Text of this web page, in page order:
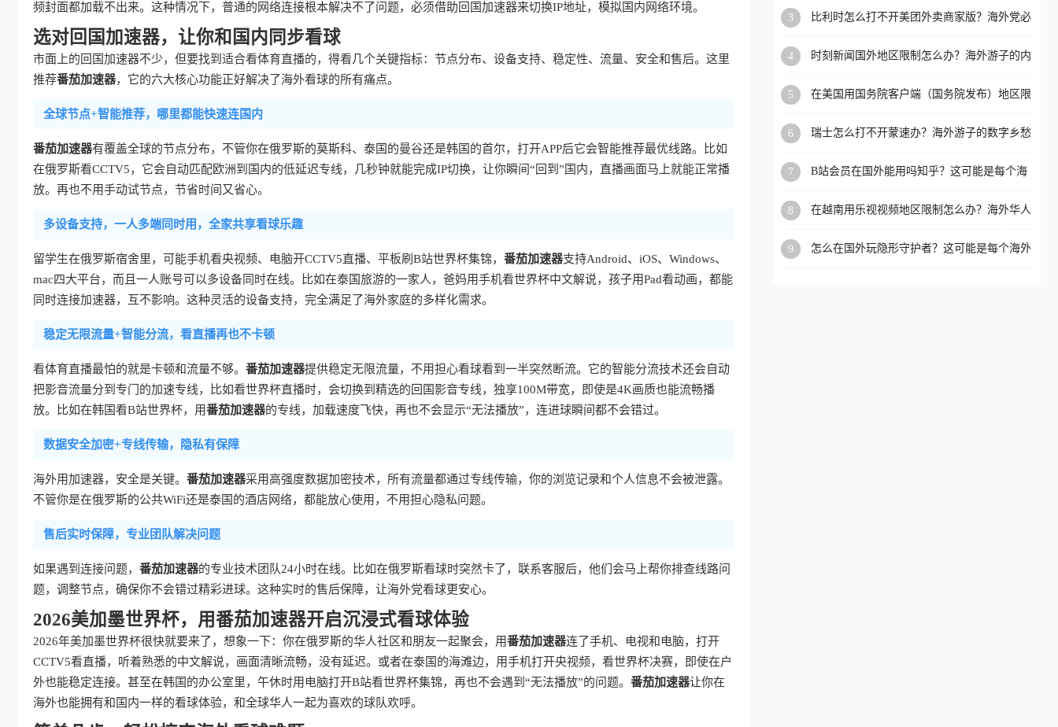
频封面都加载不出来。这种情况下，普通的网络连接根本解决不了问题，必须借助回国加速器来切换IP地址，模拟国内网络环境。
选对回国加速器，让你和国内同步看球
市面上的回国加速器不少，但要找到适合看体育直播的，得看几个关键指标：节点分布、设备支持、稳定性、流量、安全和售后。这里
推荐番茄加速器，它的六大核心功能正好解决了海外看球的所有痛点。
全球节点+智能推荐，哪里都能快速连国内
番茄加速器有覆盖全球的节点分布，不管你在俄罗斯的莫斯科、泰国的曼谷还是韩国的首尔，打开APP后它会智能推荐最优线路。比如
在俄罗斯看CCTV5，它会自动匹配欧洲到国内的低延迟专线，几秒钟就能完成IP切换，让你瞬间“回到”国内，直播画面马上就能正常播
放。再也不用手动试节点，节省时间又省心。
多设备支持，一人多端同时用，全家共享看球乐趣
留学生在俄罗斯宿舍里，可能手机看央视频、电脑开CCTV5直播、平板刷B站世界杯集锦， 番茄加速器支持Android、iOS、Windows、
mac四大平台，而且一人账号可以多设备同时在线。比如在泰国旅游的一家人，爸妈用手机看世界杯中文解说，孩子用Pad看动画，都能
同时连接加速器，互不影响。这种灵活的设备支持，完全满足了海外家庭的多样化需求。
稳定无限流量+智能分流，看直播再也不卡顿
看体育直播最怕的就是卡顿和流量不够。 番茄加速器提供稳定无限流量，不用担心看球看到一半突然断流。它的智能分流技术还会自动
把影音流量分到专门的加速专线，比如看世界杯直播时，会切换到精选的回国影音专线，独享100M带宽，即使是4K画质也能流畅播
放。比如在韩国看B站世界杯，用番茄加速器的专线，加载速度飞快，再也不会显示“无法播放”，连进球瞬间都不会错过。
数据安全加密+专线传输，隐私有保障
海外用加速器，安全是关键。 番茄加速器采用高强度数据加密技术，所有流量都通过专线传输，你的浏览记录和个人信息不会被泄露。
不管你是在俄罗斯的公共WiFi还是泰国的酒店网络，都能放心使用，不用担心隐私问题。
售后实时保障，专业团队解决问题
如果遇到连接问题， 番茄加速器的专业技术团队24小时在线。比如在俄罗斯看球时突然卡了，联系客服后，他们会马上帮你排查线路问
题，调整节点，确保你不会错过精彩进球。这种实时的售后保障，让海外党看球更安心。
2026美加墨世界杯，用番茄加速器开启沉浸式看球体验
2026年美加墨世界杯很快就要来了，想象一下：你在俄罗斯的华人社区和朋友一起聚会，用番茄加速器连了手机、电视和电脑，打开
CCTV5看直播，听着熟悉的中文解说，画面清晰流畅，没有延迟。或者在泰国的海滩边，用手机打开央视频，看世界杯决赛，即使在户
外也能稳定连接。甚至在韩国的办公室里，午休时用电脑打开B站看世界杯集锦，再也不会遇到“无法播放”的问题。 番茄加速器让你在
海外也能拥有和国内一样的看球体验，和全球华人一起为喜欢的球队欢呼。
国、加拿大、澳大利亚、欧
学、定居等，都可以使用，
扰。
3
比利时怎么打不开美团外卖商家版？海外党必
4
时刻新闻国外地区限制怎么办？海外游子的内
5
在美国用国务院客户端（国务院发布）地区限
6
瑞士怎么打不开蒙速办？海外游子的数字乡愁
7
B站会员在国外能用吗知乎？这可能是每个海
8
在越南用乐视视频地区限制怎么办？海外华人
9
怎么在国外玩隐形守护者？这可能是每个海外